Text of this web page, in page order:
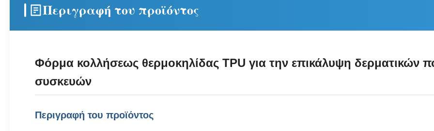
Περιγραφή του προϊόντος
Φόρμα κολλήσεως θερμοκηλίδας TPU για την επικάλυψη δερματικών
συσκευών
Περιγραφή του προϊόντος